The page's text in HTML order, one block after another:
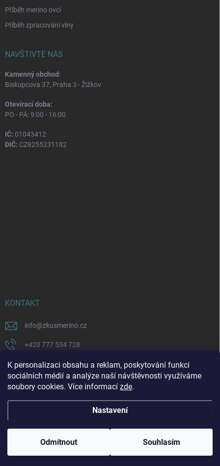
K personalizaci obsahu a reklam, poskytování funkcí
sociálních médií a analýze naší návštěvnosti využíváme
soubory cookies. Více informací zde.
Nastavení
Odmítnout Souhlasím
Příběh merino ovcí
Příběh zpracování vlny
NAVŠTIVTE NÁS
Kamenný obchod:
Biskupcova 37, Praha 3 - Žižkov
Otevírací doba:
PO - PÁ: 9:00 - 16:00
IČ: 01043412
DIČ: CZ8255231182
KONTAKT
info@zkusmerino.cz
+420 777 534 728
https://www.facebook.com/zkusmerino/
zkusmerino.cz
Vytvořil Shoptet
Copyright 2026ZKUSMERINO. Všechna práva vyhrazena.Upravit nastavení